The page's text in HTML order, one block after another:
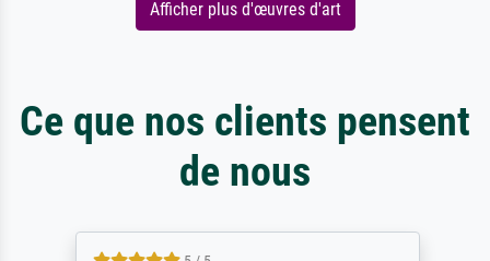
Afficher plus d'œuvres d'art
Ce que nos clients pensent
de nous